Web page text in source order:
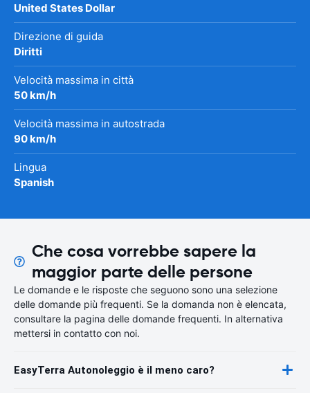
United States Dollar
Direzione di guida
Diritti
Velocità massima in città
50 km/h
Velocità massima in autostrada
90 km/h
Lingua
Spanish
Che cosa vorrebbe sapere la
maggior parte delle persone
Le domande e le risposte che seguono sono una selezione
delle domande più frequenti. Se la domanda non è elencata,
consultare la pagina delle domande frequenti. In alternativa
mettersi in contatto con noi.
EasyTerra Autonoleggio è il meno caro?